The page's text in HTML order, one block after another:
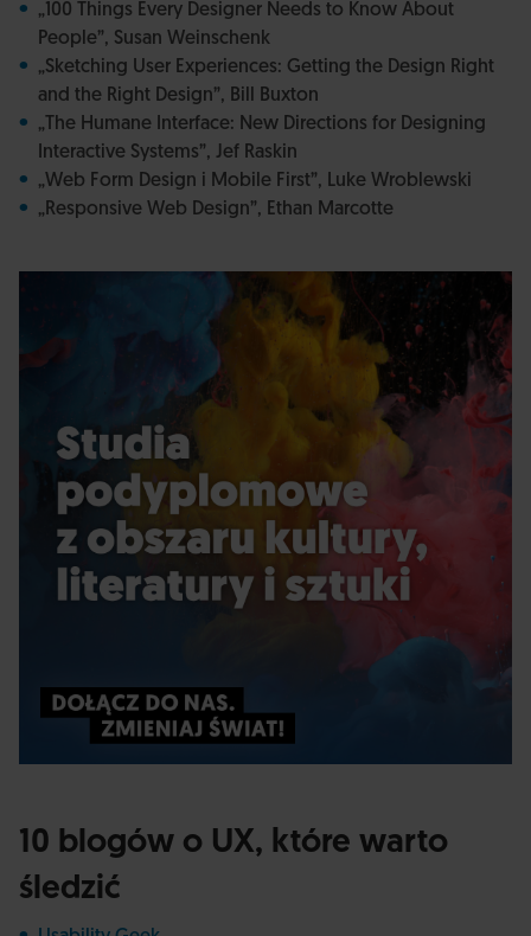
„100 Things Every Designer Needs to Know About
People”, Susan Weinschenk
„Sketching User Experiences: Getting the Design Right
and the Right Design”, Bill Buxton
„The Humane Interface: New Directions for Designing
Interactive Systems”, Jef Raskin
„Web Form Design i Mobile First”, Luke Wroblewski
„Responsive Web Design”, Ethan Marcotte
10 blogów o UX, które warto
śledzić